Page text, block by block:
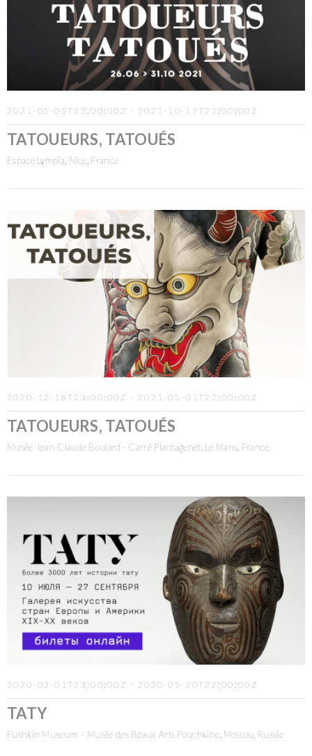
2021-05-05T22:00:00Z - 2021-10-17T22:00:00Z
TATOUEURS, TATOUÉS
Espace Lympia, Nice, France
2020-12-18T23:00:00Z - 2021-05-01T22:00:00Z
TATOUEURS, TATOUÉS
Musée Jean-Claude Boulard - Carré Plantagenêt, Le Mans, France
2020-03-01T23:00:00Z - 2020-05-30T22:00:00Z
TATY
Pushkin Museum – Musée des Beaux Arts Pouchkine, Moscou, Russie